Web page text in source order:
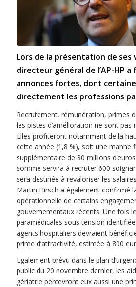
Lors de la présentation de ses
directeur général de l’AP-HP
annonces fortes, dont
directement les professions
Recrutement, rémunération, primes
les pistes d’amélioration ne sont pas
Elles profiteront notamment de la
cette année (1,8 %), soit une manne
supplémentaire de 80 millions
somme servira à recruter 600
sera destinée à revaloriser les
Martin Hirsch a également confirmé
opérationnelle de certains
gouvernementaux récents. Une fois
paramédicales sous tension
agents hospitaliers devraient
prime d’attractivité, estimée à 800
Egalement prévu dans le plan
public du 20 novembre dernier, les
gériatrie percevront eux aussi une